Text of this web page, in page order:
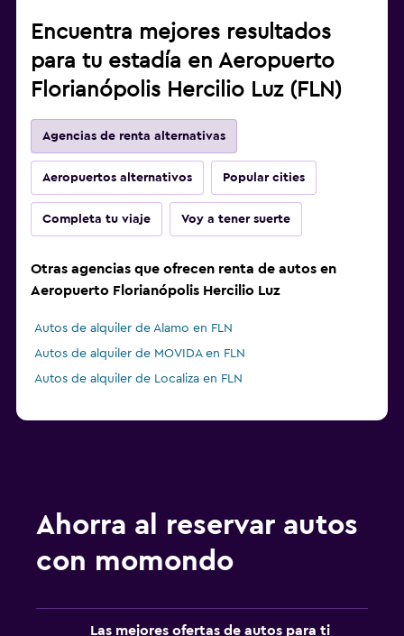
Encuentra mejores resultados
para tu estadía en Aeropuerto
Florianópolis Hercilio Luz (FLN)
Agencias de renta alternativas
Aeropuertos alternativos Popular cities
Completa tu viaje Voy a tener suerte
Otras agencias que ofrecen renta de autos en
Aeropuerto Florianópolis Hercilio Luz
Autos de alquiler de Alamo en FLN
Autos de alquiler de MOVIDA en FLN
Autos de alquiler de Localiza en FLN
Ahorra al reservar autos
con momondo
Las mejores ofertas de autos para ti